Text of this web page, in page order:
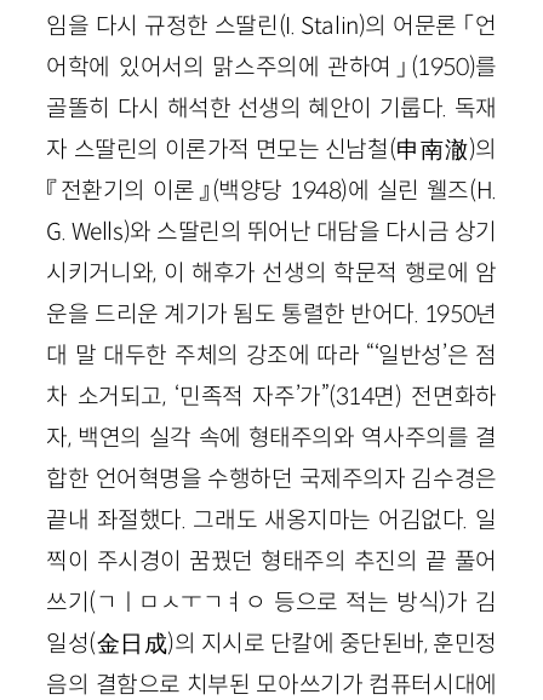
임을 다시 규정한 스딸린(I. Stalin)의 어문론 「언
어학에 있어서의 맑스주의에 관하여」(1950)를
골똘히 다시 해석한 선생의 혜안이 기룹다. 독재
자 스딸린의 이론가적 면모는 신남철(申南澈)의
『전환기의 이론』(백양당 1948)에 실린 웰즈(H.
G. Wells)와 스딸린의 뛰어난 대담을 다시금 상기
시키거니와, 이 해후가 선생의 학문적 행로에 암
운을 드리운 계기가 됨도 통렬한 반어다. 1950년
대 말 대두한 주체의 강조에 따라 “‘일반성’은 점
차 소거되고, ‘민족적 자주’가”(314면) 전면화하
자, 백연의 실각 속에 형태주의와 역사주의를 결
합한 언어혁명을 수행하던 국제주의자 김수경은
끝내 좌절했다. 그래도 새옹지마는 어김없다. 일
찍이 주시경이 꿈꿨던 형태주의 추진의 끝 풀어
쓰기(ㄱㅣㅁㅅㅜㄱㅕㅇ 등으로 적는 방식)가 김
일성(金日成)의 지시로 단칼에 중단된바, 훈민정
음의 결함으로 치부된 모아쓰기가 컴퓨터시대에